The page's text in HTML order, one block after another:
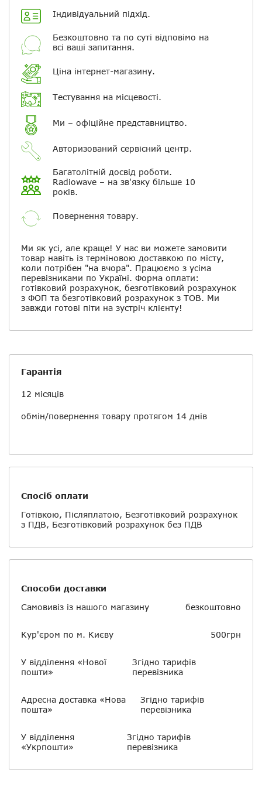
Індивідуальний підхід.
Безкоштовно та по суті відповімо на
всі ваші запитання.
Ціна інтернет-магазину.
Тестування на місцевості.
Ми – офіційне представництво.
Авторизований сервісний центр.
Багатолітній досвід роботи.
Radiowave – на зв'язку більше 10
років.
Повернення товару.
Ми як усі, але краще! У нас ви можете замовити
товар навіть із терміновою доставкою по місту,
коли потрібен "на вчора". Працюємо з усіма
перевізниками по Україні. Форма оплати:
готівковий розрахунок, безготівковий розрахунок
з ФОП та безготівковий розрахунок з ТОВ. Ми
завжди готові піти на зустріч клієнту!
Гарантія
12 місяців
обмін/повернення товару протягом 14 днів
Спосіб оплати
Готівкою, Післяплатою, Безготівковий розрахунок
з ПДВ, Безготівковий розрахунок без ПДВ
Способи доставки
Самовивіз із нашого магазину
безкоштовно
Кур'єром по м. Києву 500грн
У відділення «Нової
пошти»
Згідно тарифів
перевізника
Адресна доставка «Нова
пошта»
Згідно тарифів
перевізника
У відділення
«Укрпошти»
Згідно тарифів
перевізника
Ваше ім'я
Електронна пошта
Повідомляти про відповіді по
електронній пошті
Скасувати Залишити відгук